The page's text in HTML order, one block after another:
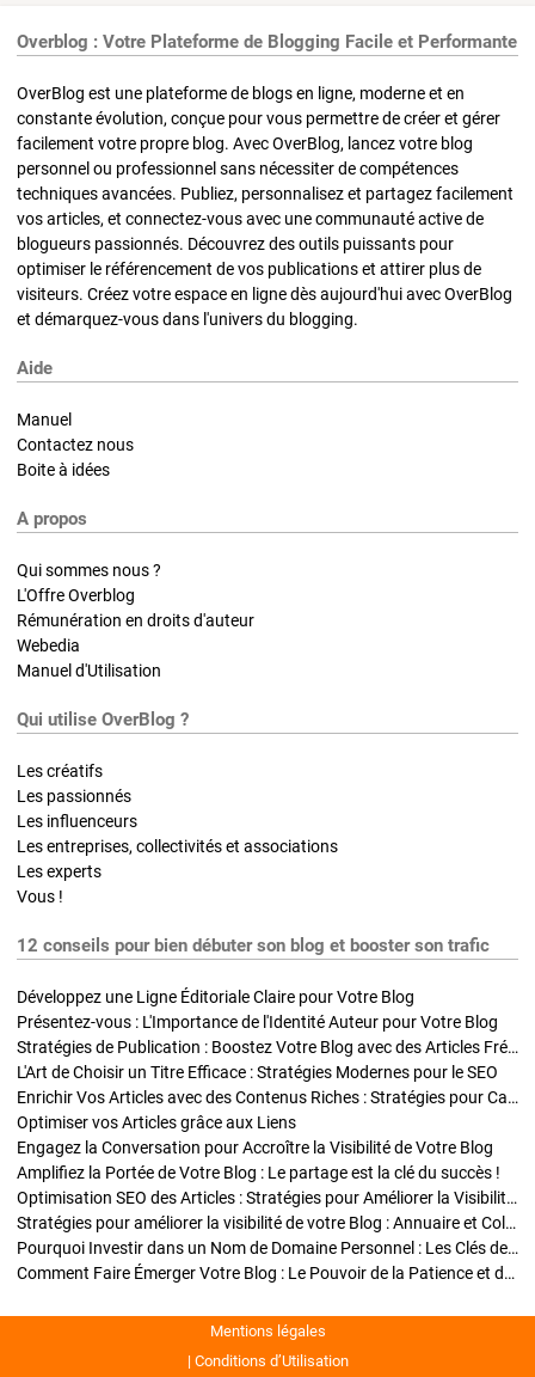
Overblog : Votre Plateforme de Blogging Facile et Performante
OverBlog est une plateforme de blogs en ligne, moderne et en
constante évolution, conçue pour vous permettre de créer et gérer
facilement votre propre blog. Avec OverBlog, lancez votre blog
personnel ou professionnel sans nécessiter de compétences
techniques avancées. Publiez, personnalisez et partagez facilement
vos articles, et connectez-vous avec une communauté active de
blogueurs passionnés. Découvrez des outils puissants pour
optimiser le référencement de vos publications et attirer plus de
visiteurs. Créez votre espace en ligne dès aujourd'hui avec OverBlog
et démarquez-vous dans l'univers du blogging.
Aide
Manuel
Contactez nous
Boite à idées
A propos
Qui sommes nous ?
L'Offre Overblog
Rémunération en droits d'auteur
Webedia
Manuel d'Utilisation
Qui utilise OverBlog ?
Les créatifs
Les passionnés
Les influenceurs
Les entreprises, collectivités et associations
Les experts
Vous !
12 conseils pour bien débuter son blog et booster son trafic
Développez une Ligne Éditoriale Claire pour Votre Blog
Présentez-vous : L'Importance de l'Identité Auteur pour Votre Blog
Stratégies de Publication : Boostez Votre Blog avec des Articles Fréquents et Exclusifs
L'Art de Choisir un Titre Efficace : Stratégies Modernes pour le SEO
Enrichir Vos Articles avec des Contenus Riches : Stratégies pour Captiver et Optimiser
Optimiser vos Articles grâce aux Liens
Engagez la Conversation pour Accroître la Visibilité de Votre Blog
Amplifiez la Portée de Votre Blog : Le partage est la clé du succès !
Optimisation SEO des Articles : Stratégies pour Améliorer la Visibilité de Votre Blog
Stratégies pour améliorer la visibilité de votre Blog : Annuaire et Collaborations
Pourquoi Investir dans un Nom de Domaine Personnel : Les Clés de la Réussite de Votre Blog
Comment Faire Émerger Votre Blog : Le Pouvoir de la Patience et de la Persévérance
Mentions légales
Conditions d’Utilisation